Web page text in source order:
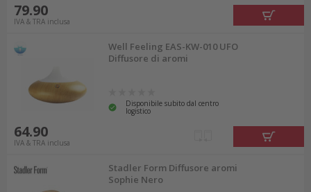
79.90
IVA & TRA inclusa
Well Feeling EAS-KW-010 UFO
Diffusore di aromi
Disponibile subito dal centro
logistico
64.90
IVA & TRA inclusa
Stadler Form Diffusore aromi
Sophie Nero